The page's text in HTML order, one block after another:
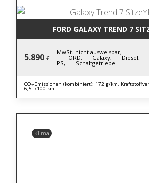
FORD GALAXY TREND 7
5.890 €
MwSt. nicht ausweisbar,
FORD, Galaxy, Diesel,
PS, Schaltgetriebe
CO₂-Emissionen (kombiniert): 172 g/km,
6,5 l/100 km
Klima